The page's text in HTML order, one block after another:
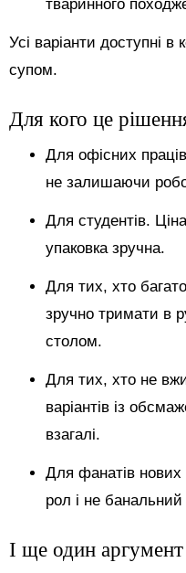
тваринного
Усі варіанти доступні
супом.
Для кого це
Для офісних
не залишаючи
Для студентів.
упаковка зручна.
Для тих, хто
зручно тримати в
столом.
Для тих, хто не
варіантів із
взагалі.
Для фанатів
рол і не
І ще один